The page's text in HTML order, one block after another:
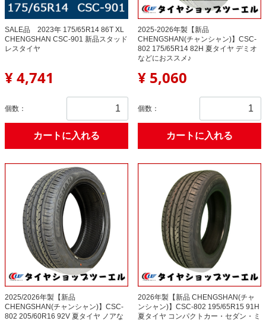
SALE品 2023年 175/65R14 86T XL
CHENGSHAN CSC-901 新品スタッド
レスタイヤ
¥ 4,741
個数：
カートに入れる
2025-2026年製【新品
CHENGSHAN(チャンシャン)】CSC-
802 175/65R14 82H 夏タイヤ デミオ
などにおススメ♪
¥ 5,060
個数：
カートに入れる
2025/2026年製【新品
CHENGSHAN(チャンシャン)】CSC-
802 205/60R16 92V 夏タイヤ ノアな
2026年製【新品 CHENGSHAN(チャ
ンシャン)】CSC-802 195/65R15 91H
夏タイヤ コンパクトカー・セダン・ミ